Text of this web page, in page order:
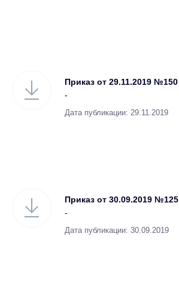
Приказ от 29.11.2019 №150
-
Дата публикации: 29.11.2019
Приказ от 30.09.2019 №125
-
Дата публикации: 30.09.2019